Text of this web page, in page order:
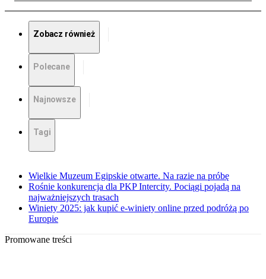
Zobacz również
Polecane
Najnowsze
Tagi
Wielkie Muzeum Egipskie otwarte. Na razie na próbę
Rośnie konkurencja dla PKP Intercity. Pociągi pojadą na
najważniejszych trasach
Winiety 2025: jak kupić e-winiety online przed podróżą po
Europie
Promowane treści